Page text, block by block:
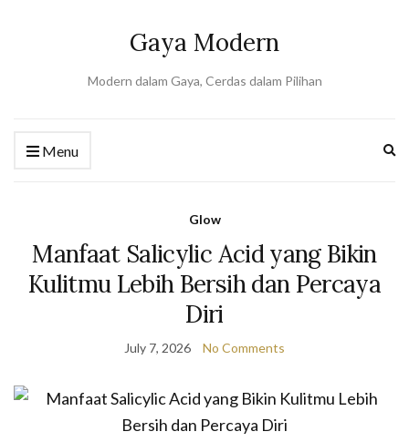
Gaya Modern
Modern dalam Gaya, Cerdas dalam Pilihan
Menu
Glow
Manfaat Salicylic Acid yang Bikin
Kulitmu Lebih Bersih dan Percaya
Diri
July 7, 2026 No Comments